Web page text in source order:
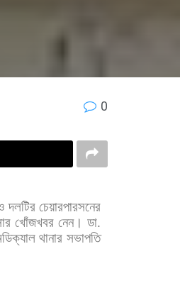
0
দলটির চেয়ারপারসনের
খোঁজখবর নেন। ডা.
থানার সভাপতি